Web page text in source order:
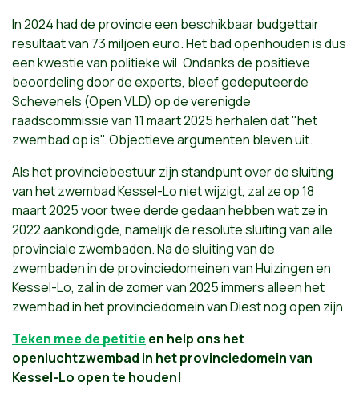
In 2024 had de provincie een beschikbaar budgettair
resultaat van 73 miljoen euro. Het bad openhouden is dus
een kwestie van politieke wil. Ondanks de positieve
beoordeling door de experts, bleef gedeputeerde
Schevenels (Open VLD) op de verenigde
raadscommissie van 11 maart 2025 herhalen dat "het
zwembad op is". Objectieve argumenten bleven uit.
Als het provinciebestuur zijn standpunt over de sluiting
van het zwembad Kessel-Lo niet wijzigt, zal ze op 18
maart 2025 voor twee derde gedaan hebben wat ze in
2022 aankondigde, namelijk de resolute sluiting van alle
provinciale zwembaden. Na de sluiting van de
zwembaden in de provinciedomeinen van Huizingen en
Kessel-Lo, zal in de zomer van 2025 immers alleen het
zwembad in het provinciedomein van Diest nog open zijn.
Teken mee de petitie en help ons het
openluchtzwembad in het provinciedomein van
Kessel-Lo open te houden!